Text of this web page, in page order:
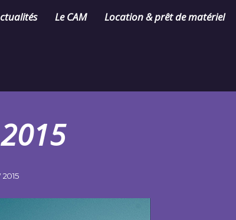
Le CAM Location & prêt de matériel
2015